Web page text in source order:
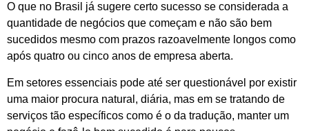
O que no Brasil já sugere certo sucesso se considerada a
quantidade de negócios que começam e não são bem
sucedidos mesmo com prazos razoavelmente longos como
após quatro ou cinco anos de empresa aberta.
Em setores essenciais pode até ser questionável por existir
uma maior procura natural, diária, mas em se tratando de
serviços tão específicos como é o da tradução, manter um